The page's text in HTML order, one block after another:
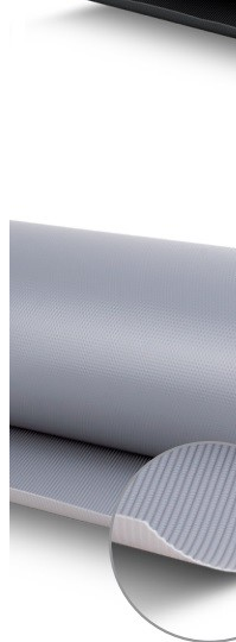
Оплата
Прайс - лист
Контакты
Серия TETRIS top
приборов
Серия TETRIS more
Серия ANY KITCHEN
лотков и разделителей
Серия BLACKWOOD
уникальном дизайне
Серия PRIMA (ПРИМА)
Кухонные аксессуары
Бутылочницы
Мебельные ручки
Коллекция TETRIS top